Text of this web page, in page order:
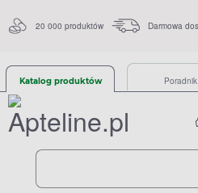
20 000 produktów Darmowa
Katalog produktów Poradnik